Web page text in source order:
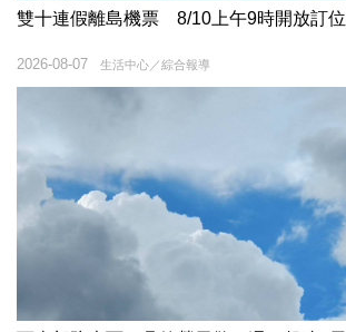
雙十連假離島機票 8/10上午9時開放訂位
生活中心／綜合報導
2026-08-07